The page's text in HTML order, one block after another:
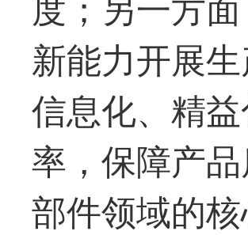
新能力开展
信息化、精
率，保障产
部件领域的